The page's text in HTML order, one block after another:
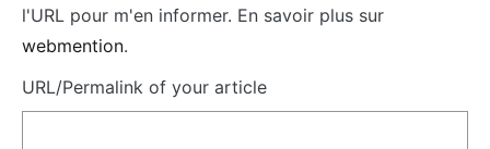
l'URL pour m'en informer. En savoir plus sur
webmention.
URL/Permalink of your article